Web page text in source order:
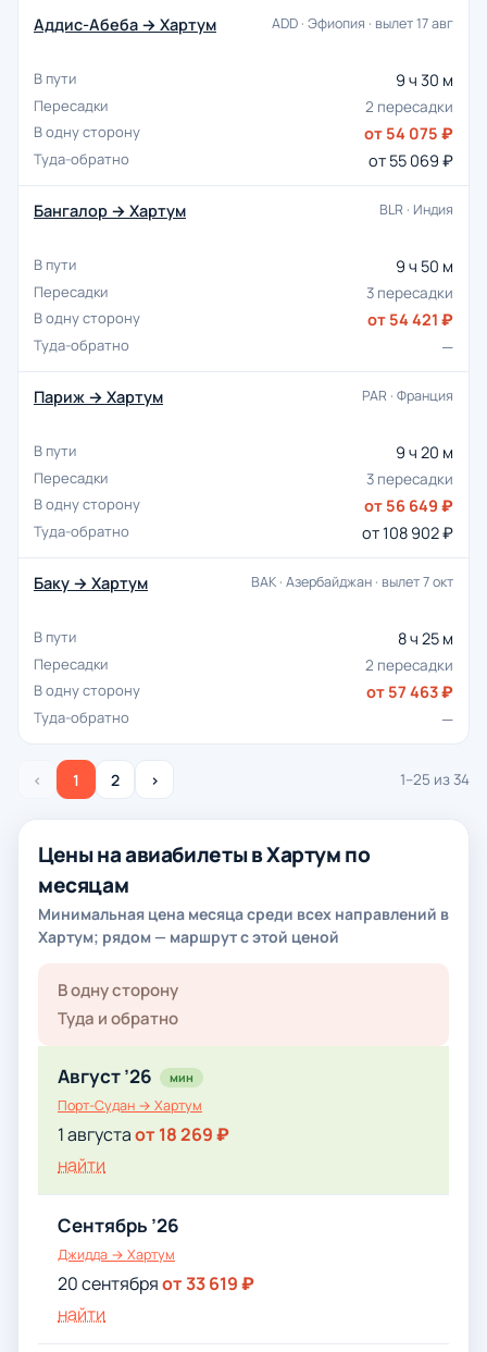
Аддис-Абеба → Хартум ADD · Эфиопия · вылет 17 авг
9 ч 30 м
2 пересадки
от 54 075 ₽
от 55 069 ₽
Бангалор → Хартум BLR · Индия
9 ч 50 м
3 пересадки
от 54 421 ₽
—
Париж → Хартум PAR · Франция
9 ч 20 м
3 пересадки
от 56 649 ₽
от 108 902 ₽
Баку → Хартум BAK · Азербайджан · вылет 7 окт
8 ч 25 м
2 пересадки
от 57 463 ₽
—
‹ 1 2 › 1–25 из 34
Цены на авиабилеты в Хартум по
месяцам
Минимальная цена месяца среди всех направлений в
Хартум; рядом — маршрут с этой ценой
В одну сторону
Туда и обратно
Август ’26 мин
Порт-Судан → Хартум
1 августаот 18 269 ₽
найти
Сентябрь ’26
Джидда → Хартум
20 сентябряот 33 619 ₽
найти